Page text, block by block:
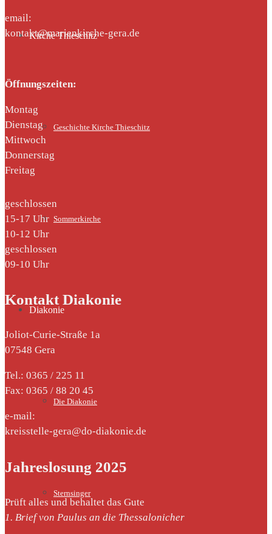
Kirche Thieschitz
Geschichte Kirche Thieschitz
Sommerkirche
Diakonie
Die Diakonie
Sternsinger
email:
kontakt@marienkirche-gera.de
Öffnungszeiten:
Montag
Dienstag
Mittwoch
Donnerstag
Freitag
geschlossen
15-17 Uhr
10-12 Uhr
geschlossen
09-10 Uhr
Kontakt Diakonie
Joliot-Curie-Straße 1a
07548 Gera
Tel.: 0365 / 225 11
Fax: 0365 / 88 20 45
e-mail:
kreisstelle-gera@do-diakonie.de
Jahreslosung 2025
Prüft alles und behaltet das Gute
1. Brief von Paulus an die Thessalonicher